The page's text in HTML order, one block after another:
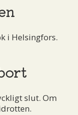
i Helsingfors.
slut. Om